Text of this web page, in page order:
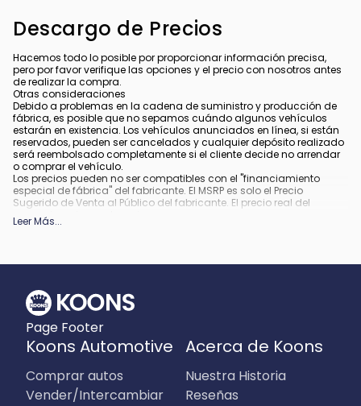
Descargo de Precios
Hacemos todo lo posible por proporcionar información precisa,
pero por favor verifique las opciones y el precio con nosotros antes
de realizar la compra.
Otras consideraciones
Debido a problemas en la cadena de suministro y producción de
fábrica, es posible que no sepamos cuándo algunos vehículos
estarán en existencia. Los vehículos anunciados en línea, si están
reservados, pueden ser cancelados y cualquier depósito realizado
será reembolsado completamente si el cliente decide no arrendar
o comprar el vehículo.
Los precios pueden no ser compatibles con el "financiamiento
especial de fábrica" del fabricante. El MSRP es solo el Precio
Sugerido de Venta al Público del fabricante. El precio real del
concesionario puede variar.
Debido a la disponibilidad, algunas imágenes y opciones
especificaciones.
Todo financiamiento está sujeto a crédito aprobado.
Qué está incluido
Todos los precios incluyen los descuentos y estímulos aplicables.
Pueden aplicar descuentos y estímulos adicionales para aquellos
que califiquen. Cualquier incentivo o precio puede depender de los
pueden variar o expirar.
Qué no está incluido
Los precios no incluyen impuestos, etiquetas, título, registro, tarifa
Leer Más...
Page Footer
Koons Automotive
Comprar autos
Vender/Intercambiar
Acerca de Koons
Nuestra Historia
Reseñas